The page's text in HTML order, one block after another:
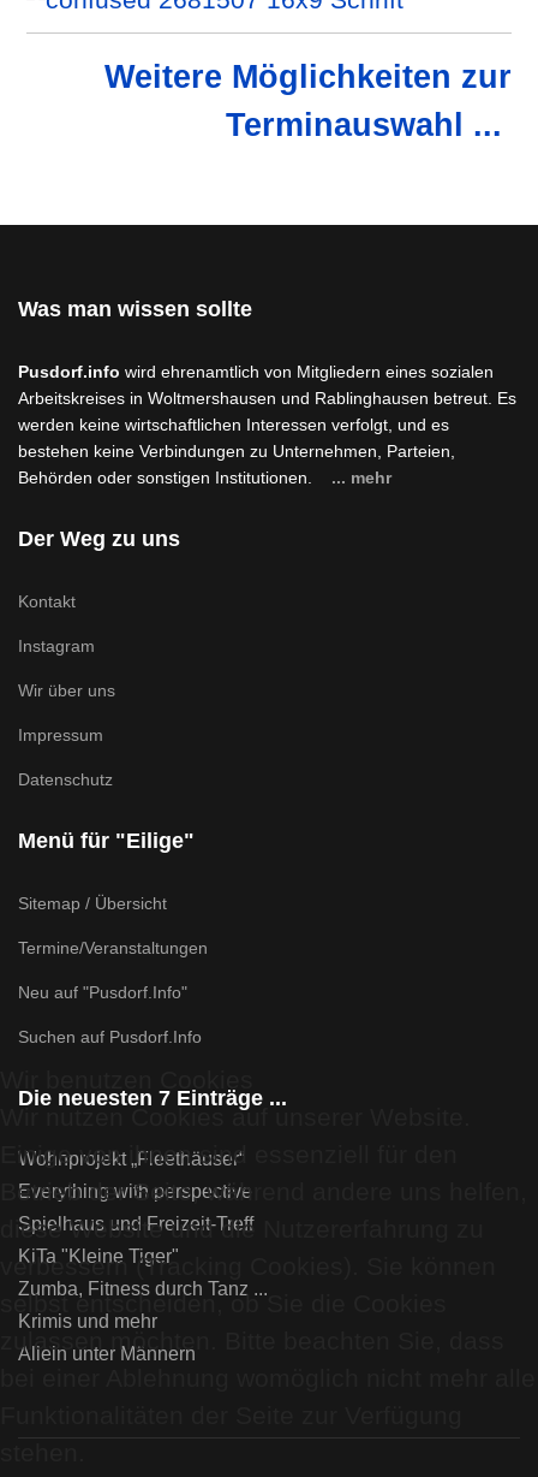
Weitere Möglichkeiten zur
Terminauswahl ...
Was man wissen sollte
Pusdorf.info wird ehrenamtlich von Mitgliedern eines sozialen
Arbeitskreises in Woltmershausen und Rablinghausen betreut. Es
werden keine wirtschaftlichen Interessen verfolgt, und es
bestehen keine Verbindungen zu Unternehmen, Parteien,
Behörden oder sonstigen Institutionen. ... mehr
Der Weg zu uns
Kontakt
Instagram
Wir über uns
Impressum
Datenschutz
Menü für "Eilige"
Sitemap / Übersicht
Termine/Veranstaltungen
Neu auf "Pusdorf.Info"
Suchen auf Pusdorf.Info
Die neuesten 7 Einträge ...
Wohnprojekt „Fleethäuser“
Everything with perspective
Spielhaus und Freizeit-Treff
KiTa "Kleine Tiger"
Zumba, Fitness durch Tanz ...
Krimis und mehr
Allein unter Männern
Wir nutzen Cookies auf unserer Website.
Einige von ihnen sind essenziell für den
Betrieb der Seite, während andere uns helfen,
diese Website und die Nutzererfahrung zu
verbessern (Tracking Cookies). Sie können
selbst entscheiden, ob Sie die Cookies
zulassen möchten. Bitte beachten Sie, dass